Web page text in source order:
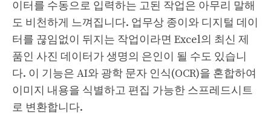
이터를 수동으로 입력하는 고된 작업은 아무리 말해
도 비천하게 느껴집니다. 업무상 종이와 디지털 데이
터를 끊임없이 뒤지는 작업이라면 Excel의 최신 제
품인 사진 데이터가 생명의 은인이 될 수도 있습니
다. 이 기능은 AI와 광학 문자 인식(OCR)을 혼합하여
이미지 내용을 식별하고 편집 가능한 스프레드시트
로 변환합니다.